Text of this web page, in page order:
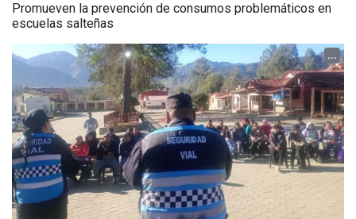
Promueven la prevención de consumos problemáticos en
escuelas salteñas
...